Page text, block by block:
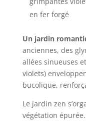
en fer forgé
Un jardin
anciennes, des
allées sinueuses
violets)
bucolique,
Le jardin zen
végétation